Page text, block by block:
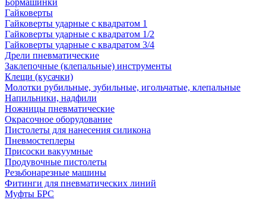
Бормашинки
Гайковерты
Гайковерты ударные с квадратом 1
Гайковерты ударные с квадратом 1/2
Гайковерты ударные с квадратом 3/4
Дрели пневматические
Заклепочные (клепальные) инструменты
Клещи (кусачки)
Молотки рубильные, зубильные, игольчатые, клепальные
Напильники, надфили
Ножницы пневматические
Окрасочное оборудование
Пистолеты для нанесения силикона
Пневмостеплеры
Присоски вакуумные
Продувочные пистолеты
Резьбонарезные машины
Фитинги для пневматических линий
Муфты БРС